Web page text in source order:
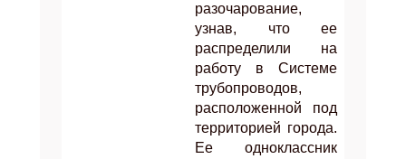
разочарование,
узнав, что ее
распределили на
работу в Системе
трубопроводов,
расположенной под
территорией города.
Ее одноклассник